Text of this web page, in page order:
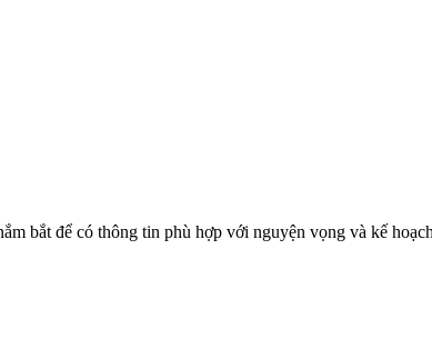
bắt để có thông tin phù hợp với nguyện vọng và kế